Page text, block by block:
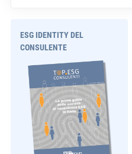
ESG IDENTITY DEL
CONSULENTE